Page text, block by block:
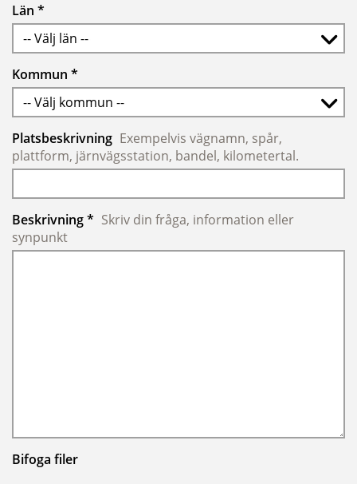
Län Obligatoriskt
*
-- Välj län --
Kommun Obligatoriskt
*
-- Välj kommun --
Platsbeskrivning Exempelvis vägnamn, spår,
plattform, järnvägsstation, bandel, kilometertal.
BeskrivningObligatoriskt
* Skriv din fråga, information eller
synpunkt
Bifoga filer